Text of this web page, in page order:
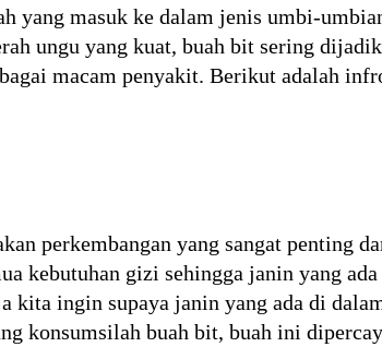
yang masuk ke dalam jenis umbi-
ungu yang kuat, buah bit sering
macam penyakit. Berikut adalah
perkembangan yang sangat penting
kebutuhan gizi sehingga janin yang
kita ingin supaya janin yang ada di
konsumsilah buah bit, buah ini